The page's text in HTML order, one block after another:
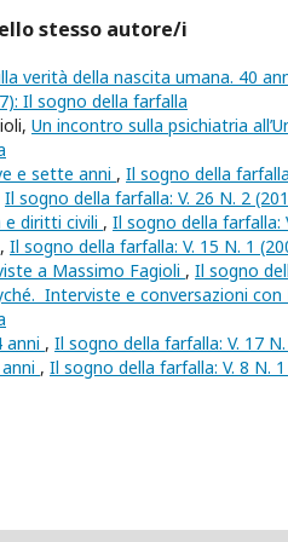
stesso autore/i
verità della nascita umana. 40
Il sogno della farfalla
Un incontro sulla psichiatria
e sette anni , Il sogno della
Il sogno della farfalla: V. 26 N. 2
e diritti civili , Il sogno della farfalla:
, Il sogno della farfalla: V. 15 N. 1
a Massimo Fagioli , Il sogno
Interviste e conversazioni con
anni , Il sogno della farfalla: V. 17
, Il sogno della farfalla: V. 8 N.